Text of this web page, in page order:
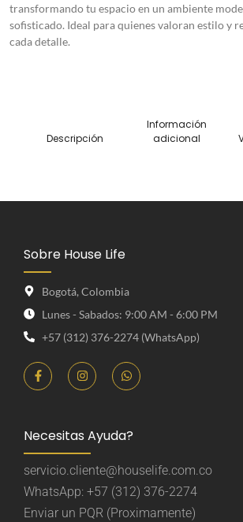
transformando tu espacio en un ambiente
sofisticado. Ideal para quienes valoran estilo y
cada detalle.
Descripción
Información
adicional
Sobre House Life
Bogotá, Colombia
Lunes - Sabados: 9:00 AM - 6:00 PM
+57 (312) 376-2274 (WhatsApp)
Necesitas Ayuda?
servicio.cliente@houselife.com.co
WhatsApp: +57 (312) 376-2274
Enviar un PQR (Proximamente)